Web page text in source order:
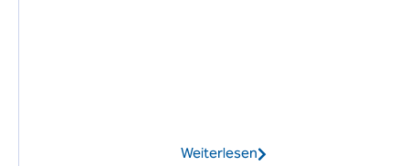
Weiterlesen